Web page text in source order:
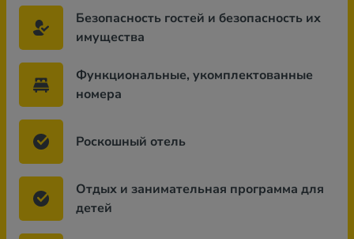
Безопасность гостей и безопасность их
имущества
Функциональные, укомплектованные
номера
Роскошный отель
Отдых и занимательная программа для
детей